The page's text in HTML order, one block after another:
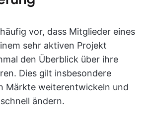
vor, dass Mitglieder eines
sehr aktiven Projekt
den Überblick über ihre
Dies gilt insbesondere
Märkte weiterentwickeln und
ändern.